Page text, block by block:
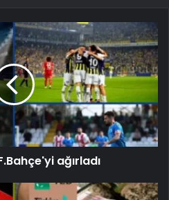
ağırladı